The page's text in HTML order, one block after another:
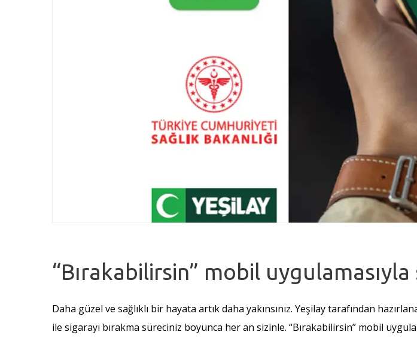
“Bırakabilirsin” mobil
Daha güzel ve sağlıklı bir hayata artık daha yakınsınız. Yeşilay tarafından
ile sigarayı bırakma süreciniz boyunca her an sizinle. “Bırakabilirsin” mobil